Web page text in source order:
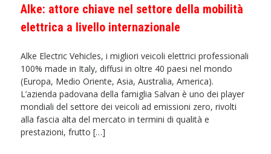
Alke: attore chiave nel settore della mobilità
elettrica a livello internazionale
Alke Electric Vehicles, i migliori veicoli elettrici professionali
100% made in Italy, diffusi in oltre 40 paesi nel mondo
(Europa, Medio Oriente, Asia, Australia, America).
L’azienda padovana della famiglia Salvan è uno dei player
mondiali del settore dei veicoli ad emissioni zero, rivolti
alla fascia alta del mercato in termini di qualità e
prestazioni, frutto […]